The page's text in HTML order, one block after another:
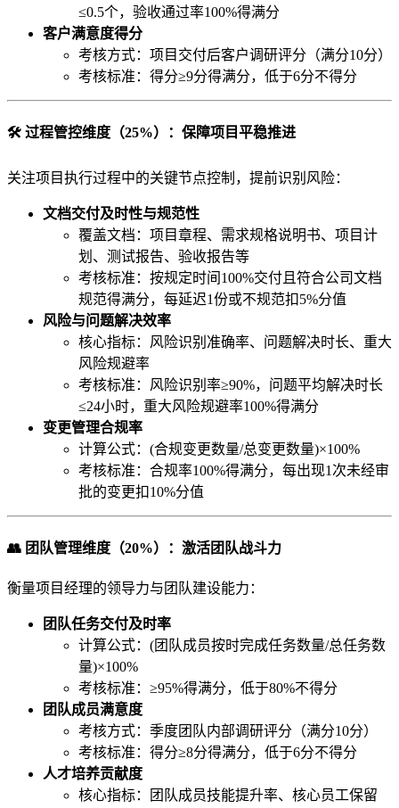
≤0.5个，验收通过率100%得满分
客户满意度得分
考核方式：项目交付后客户调研评分（满分10分）
考核标准：得分≥9分得满分，低于6分不得分
🛠️ 过程管控维度（25%）：保障项目平稳推进
关注项目执行过程中的关键节点控制，提前识别风险：
文档交付及时性与规范性
覆盖文档：项目章程、需求规格说明书、项目计
划、测试报告、验收报告等
考核标准：按规定时间100%交付且符合公司文档
规范得满分，每延迟1份或不规范扣5%分值
风险与问题解决效率
核心指标：风险识别准确率、问题解决时长、重大
风险规避率
考核标准：风险识别率≥90%，问题平均解决时长
≤24小时，重大风险规避率100%得满分
变更管理合规率
计算公式：(合规变更数量/总变更数量)×100%
考核标准：合规率100%得满分，每出现1次未经审
批的变更扣10%分值
👥 团队管理维度（20%）：激活团队战斗力
衡量项目经理的领导力与团队建设能力：
团队任务交付及时率
计算公式：(团队成员按时完成任务数量/总任务数
量)×100%
考核标准：≥95%得满分，低于80%不得分
团队成员满意度
考核方式：季度团队内部调研评分（满分10分）
考核标准：得分≥8分得满分，低于6分不得分
人才培养贡献度
核心指标：团队成员技能提升率、核心员工保留